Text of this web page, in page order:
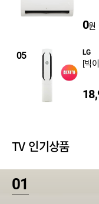
0원
05 LG
[빅
TV 인기상품
01